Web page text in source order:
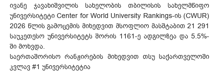
ივანე ჯავახიშვილის სახელობის თბილისის სახელმწიფო
უნივერსიტეტი Center for World University Rankings-ის (CWUR)
2026 წლის გამოცემის მიხედვით მსოფლიო მასშტაბით 21 291
საუკეთესო უნივერსიტეტს შორის 1161-ე ადგილზეა და 5.5%-
ში მოხვდა.
საერთაშორისო რანჟირების მიხედვით თსუ საქართველოში
კვლავ #1 უნივერსიტეტია